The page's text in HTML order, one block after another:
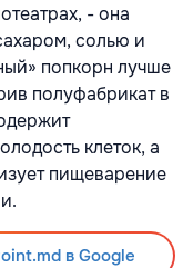
- она
солью и
попкорн лучше
полуфабрикат в
клеток, а
пищеварение
в Google